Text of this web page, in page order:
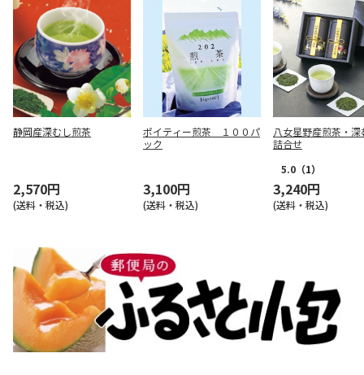
静岡産深むし煎茶
2,570円
(送料・税込)
ポイティー煎茶 １００パ
ック
3,100円
(送料・税込)
八女星野産煎茶・深
詰合せ
5.0 （1）
3,240円
(送料・税込)